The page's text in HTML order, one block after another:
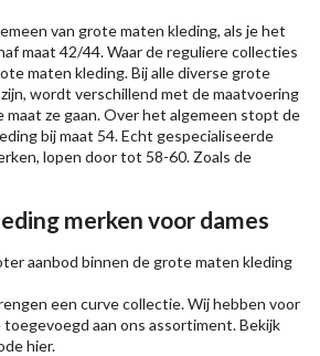
van grote maten kleding, als je het
maat 42/44. Waar de reguliere collecties
maten kleding. Bij alle diverse grote
wordt verschillend met de maatvoering
ze gaan. Over het algemeen stopt de
bij maat 54. Echt gespecialiseerde
lopen door tot 58-60. Zoals de
merken voor dames
aanbod binnen de grote maten kleding
een curve collectie. Wij hebben voor
toegevoegd aan ons assortiment. Bekijk
hier.